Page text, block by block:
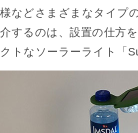
様などさまざまなタイプ
介するのは、設置の仕方
クトなソーラーライト「